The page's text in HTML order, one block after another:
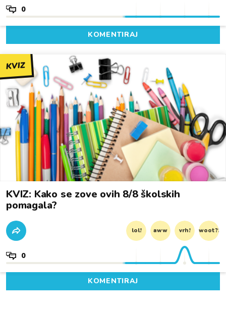
0
KOMENTIRAJ
KVIZ
KVIZ: Kako se zove ovih 8/8 školskih
pomagala?
lol! aww vrh! woot?!
0
KOMENTIRAJ